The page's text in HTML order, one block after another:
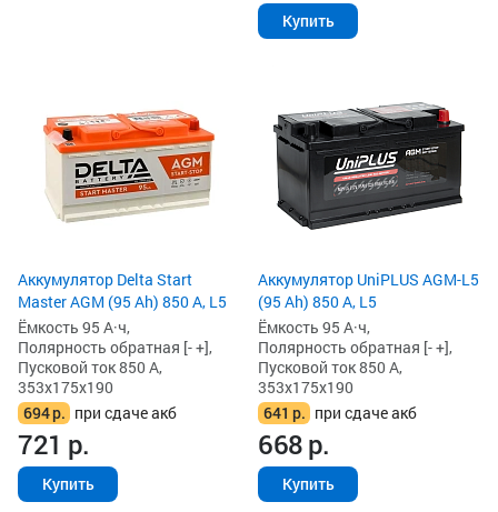
Купить
Аккумулятор Delta Start
Master AGM (95 Ah) 850 А, L5
Ёмкость 95 А·ч,
Полярность обратная [- +],
Пусковой ток 850 А,
353x175x190
694р. при сдаче акб
721 р.
Купить
Аккумулятор UniPLUS AGM-L5
(95 Ah) 850 А, L5
Ёмкость 95 А·ч,
Полярность обратная [- +],
Пусковой ток 850 А,
353x175x190
641 р. при сдаче акб
668р.
Купить